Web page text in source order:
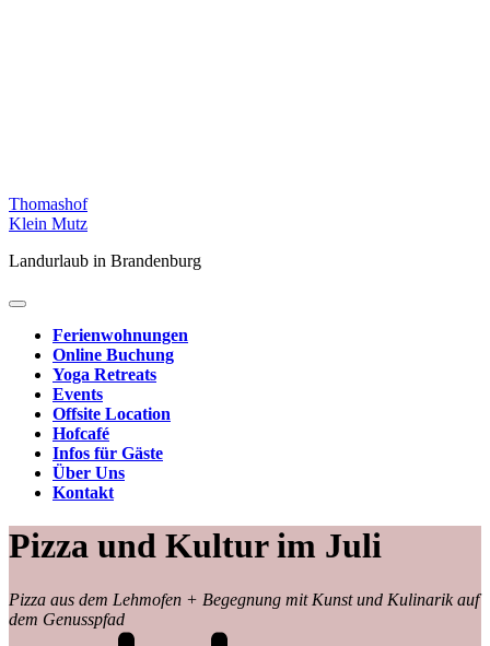
Skip
to
Thomashof
Klein Mutz
Landurlaub in Brandenburg
Ferienwohnungen
Online Buchung
Yoga Retreats
Events
Offsite Location
Hofcafé
Infos für Gäste
Über Uns
Kontakt
Pizza und Kultur im Juli
Pizza aus dem Lehmofen + Begegnung mit Kunst und Kulinarik auf
dem Genusspfad